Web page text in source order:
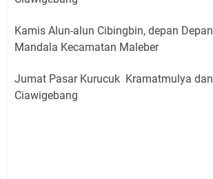
Kamis Alun-alun Cibingbin, depan
Mandala Kecamatan Maleber
Jumat Pasar Kurucuk Kramatmulya
Ciawigebang